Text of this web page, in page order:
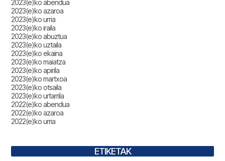
2023(e)ko abendua
2023(e)ko azaroa
2023(e)ko urria
2023(e)ko iraila
2023(e)ko abuztua
2023(e)ko uztaila
2023(e)ko ekaina
2023(e)ko maiatza
2023(e)ko apirila
2023(e)ko martxoa
2023(e)ko otsaila
2023(e)ko urtarrila
2022(e)ko abendua
2022(e)ko azaroa
2022(e)ko urria
ETIKETAK